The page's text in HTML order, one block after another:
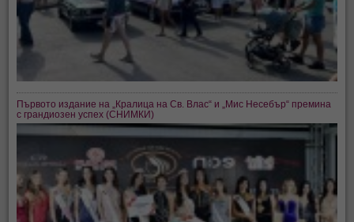
Първото издание на „Кралица на Св. Влас“ и „Мис Несебър“ премина
с грандиозен успех (СНИМКИ)